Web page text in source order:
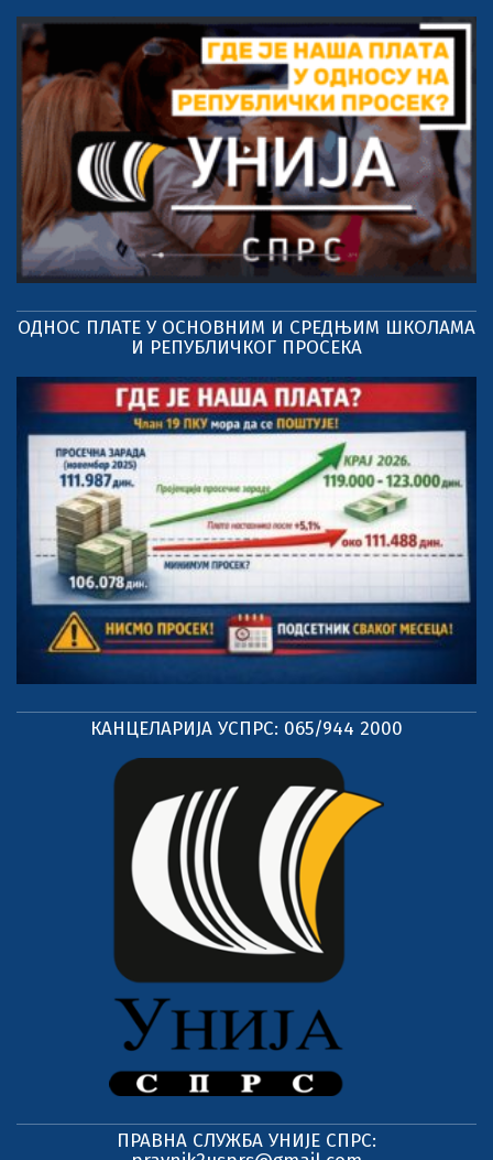
ОДНОС ПЛАТЕ У ОСНОВНИМ И СРЕДЊИМ ШКОЛАМА
И РЕПУБЛИЧКОГ ПРОСЕКА
КАНЦЕЛАРИЈА УСПРС: 065/944 2000
ПРАВНА СЛУЖБА УНИЈЕ СПРС: